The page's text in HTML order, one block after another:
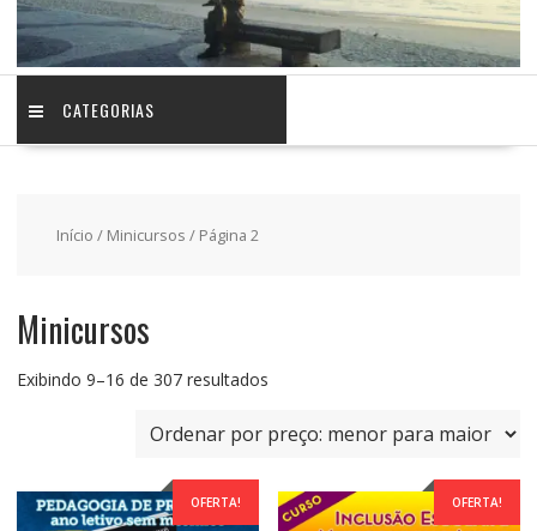
CATEGORIAS
Início / Minicursos / Página 2
Minicursos
Exibindo 9–16 de 307 resultadosClassificado
preço:
alto
OFERTA! OFERTA!